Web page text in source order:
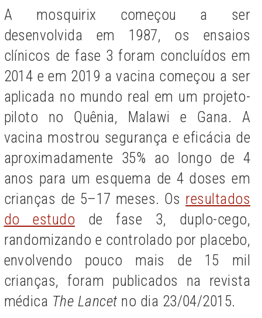
A mosquirix começou a ser
desenvolvida em 1987, os ensaios
clínicos de fase 3 foram concluídos em
2014 e em 2019 a vacina começou a ser
aplicada no mundo real em um projeto-
piloto no Quênia, Malawi e Gana. A
vacina mostrou segurança e eficácia de
aproximadamente 35% ao longo de 4
anos para um esquema de 4 doses em
crianças de 5–17 meses. Os resultados
do estudo de fase 3, duplo-cego,
randomizando e controlado por placebo,
envolvendo pouco mais de 15 mil
crianças, foram publicados na revista
médica The Lancet no dia 23/04/2015.